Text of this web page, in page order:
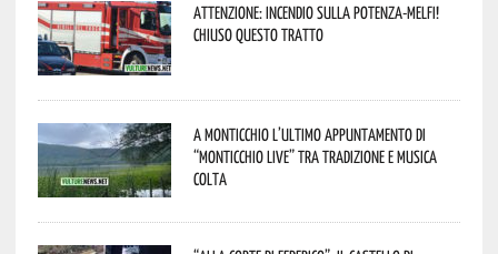
Attenzione: incendio sulla Potenza-Melfi!
Chiuso questo tratto
A Monticchio l’ultimo appuntamento di
“Monticchio Live” tra tradizione e musica
colta